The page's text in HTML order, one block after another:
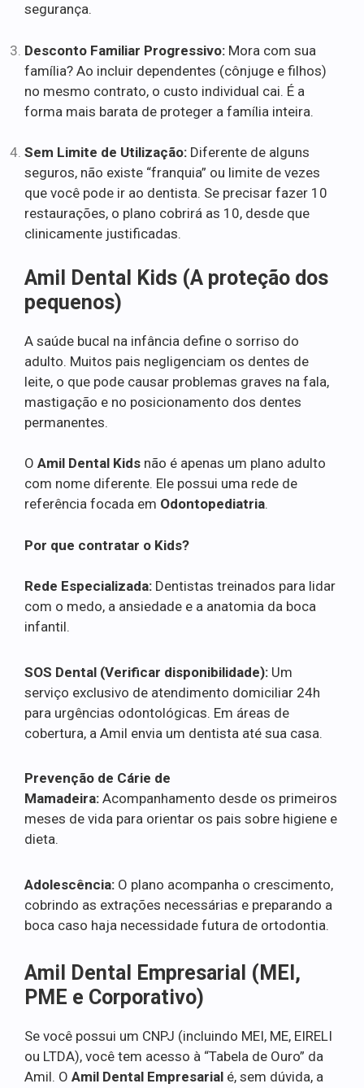
segurança.
Desconto Familiar Progressivo: Mora com sua
família? Ao incluir dependentes (cônjuge e filhos)
no mesmo contrato, o custo individual cai. É a
forma mais barata de proteger a família inteira.
Sem Limite de Utilização: Diferente de alguns
seguros, não existe “franquia” ou limite de vezes
que você pode ir ao dentista. Se precisar fazer 10
restaurações, o plano cobrirá as 10, desde que
clinicamente justificadas.
Amil Dental Kids (A proteção dos
pequenos)
A saúde bucal na infância define o sorriso do
adulto. Muitos pais negligenciam os dentes de
leite, o que pode causar problemas graves na fala,
mastigação e no posicionamento dos dentes
permanentes.
O Amil Dental Kids não é apenas um plano adulto
com nome diferente. Ele possui uma rede de
referência focada em Odontopediatria.
Por que contratar o Kids?
Rede Especializada: Dentistas treinados para lidar
com o medo, a ansiedade e a anatomia da boca
infantil.
SOS Dental (Verificar disponibilidade): Um
serviço exclusivo de atendimento domiciliar 24h
para urgências odontológicas. Em áreas de
cobertura, a Amil envia um dentista até sua casa.
Prevenção de Cárie de
Mamadeira: Acompanhamento desde os primeiros
meses de vida para orientar os pais sobre higiene e
dieta.
Adolescência: O plano acompanha o crescimento,
cobrindo as extrações necessárias e preparando a
boca caso haja necessidade futura de ortodontia.
Amil Dental Empresarial (MEI,
PME e Corporativo)
Se você possui um CNPJ (incluindo MEI, ME, EIRELI
ou LTDA), você tem acesso à “Tabela de Ouro” da
Amil. O Amil Dental Empresarial é, sem dúvida, a